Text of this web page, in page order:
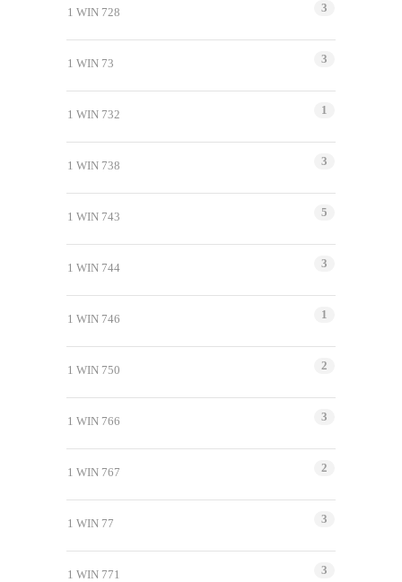
1 WIN 728 3
1 WIN 73 3
1 WIN 732 1
1 WIN 738 3
1 WIN 743 5
1 WIN 744 3
1 WIN 746 1
1 WIN 750 2
1 WIN 766 3
1 WIN 767 2
1 WIN 77 3
1 WIN 771 3